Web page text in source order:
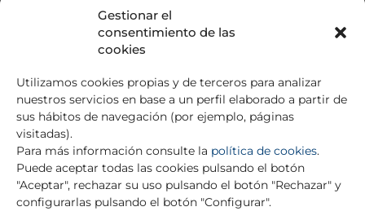
Gestionar el
consentimiento de las
cookies
Utilizamos cookies propias y de terceros para analizar
nuestros servicios en base a un perfil elaborado a partir de
sus hábitos de navegación (por ejemplo, páginas
visitadas).
Para más información consulte la política de cookies.
Puede aceptar todas las cookies pulsando el botón
"Aceptar", rechazar su uso pulsando el botón "Rechazar" y
configurarlas pulsando el botón "Configurar".